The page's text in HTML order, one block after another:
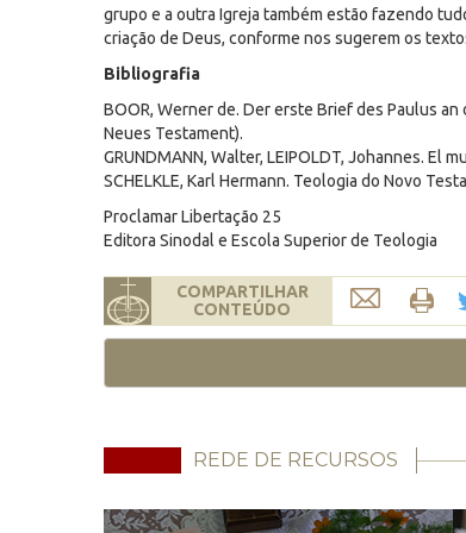
grupo e a outra Igreja também estão fazendo
criação de Deus, conforme nos sugerem os
Bibliografia
BOOR, Werner de. Der erste Brief des Paulus
Neues Testament).
GRUNDMANN, Walter, LEIPOLDT, Johannes. El
SCHELKLE, Karl Hermann. Teologia do Novo
Proclamar Libertação 25
Editora Sinodal e Escola Superior de Teologia
COMPARTILHAR
CONTEÚDO
REDE DE RECURSOS